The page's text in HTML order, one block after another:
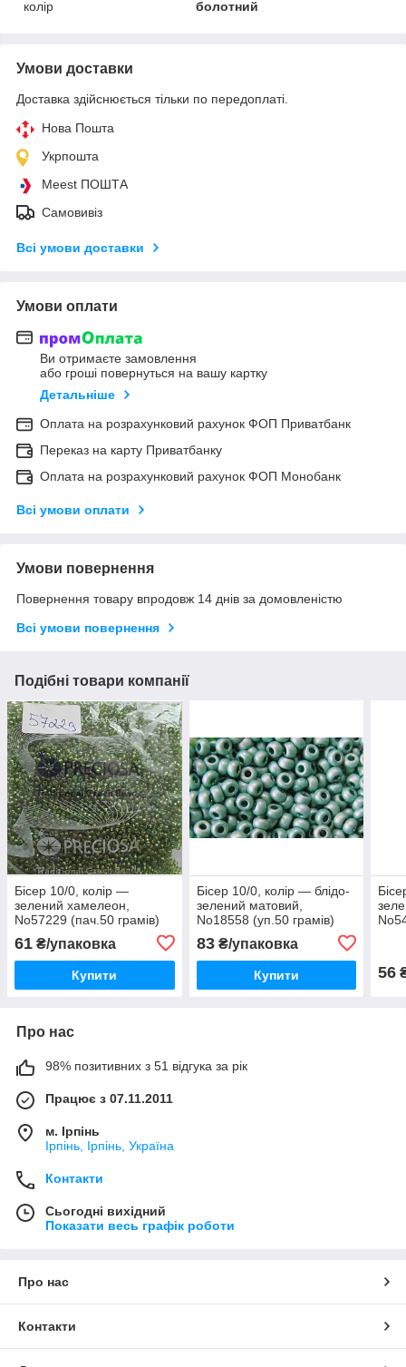
колір
болотний
Умови доставки
Доставка здійснюється тільки по передоплаті.
Нова Пошта
Укрпошта
Meest ПОШТА
Самовивіз
Всі умови доставки
Умови оплати
Ви отримаєте замовлення
або гроші повернуться на вашу картку
Детальніше
Оплата на розрахунковий рахунок ФОП Приватбанк
Переказ на карту Приватбанку
Оплата на розрахунковий рахунок ФОП Монобанк
Всі умови оплати
Умови повернення
Повернення товару впродовж 14 днів за домовленістю
Всі умови повернення
Подібні товари компанії
Бісер 10/0, колір —
зелений хамелеон,
No57229 (пач.50 грамів)
61 ₴/упаковка
Купити
Бісер 10/0, колір — блідо-
зелений матовий,
No18558 (уп.50 грамів)
83₴/упаковка
Купити 56
Про нас
98% позитивних з 51 відгука за рік
Працює з 07.11.2011
м. Ірпінь
Ірпінь, Ірпінь, Україна
Контакти
Сьогодні вихідний
Показати весь графік роботи
Про нас
Контакти